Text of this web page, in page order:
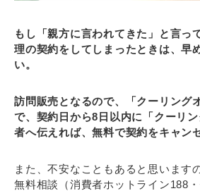
もし「親方に言われてきた」と言っ
理の契約をしてしまったときは、早
い。
訪問販売となるので、「クーリング
で、契約日から8日以内に「クーリ
者へ伝えれば、無料で契約をキャン
また、不安なこともあると思います
無料相談（消費者ホットライン188